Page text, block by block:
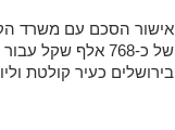
אישור הסכם עם משרד
של כ-768 אלף
בירושלים כעיר קולטת